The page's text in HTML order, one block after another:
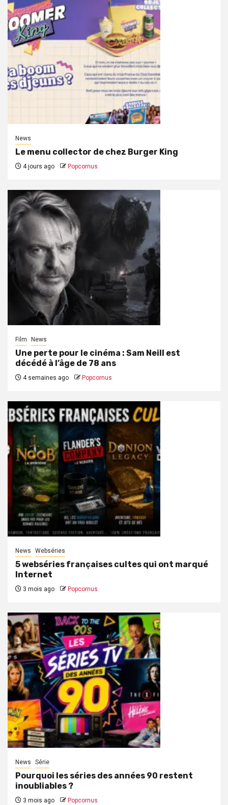
News
Le menu collector de chez Burger King
4 jours ago Popcornus
Film News
Une perte pour le cinéma : Sam Neill est
décédé à l’âge de 78 ans
4 semaines ago Popcornus
News Webséries
5 webséries françaises cultes qui ont marqué
Internet
3 mois ago Popcornus
News Série
Pourquoi les séries des années 90 restent
inoubliables ?
3 mois ago Popcornus